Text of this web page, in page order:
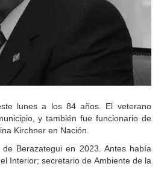
lunes a los 84 años. El veterano
y también fue funcionario de
Kirchner en Nación.
Berazategui en 2023. Antes había
Interior; secretario de Ambiente de la